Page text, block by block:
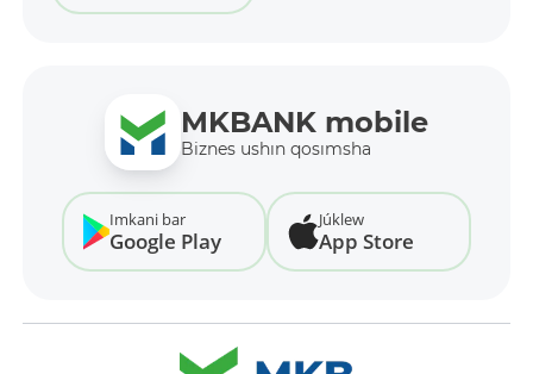
MKBANK mobile
Biznes ushın qosımsha
Imkani bar
Google Play
Júklew
App Store